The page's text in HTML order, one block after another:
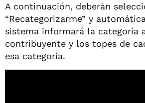
A continuación, deberán
“Recategorizarme” y
sistema informará la categoría
contribuyente y los topes de
esa categoría.